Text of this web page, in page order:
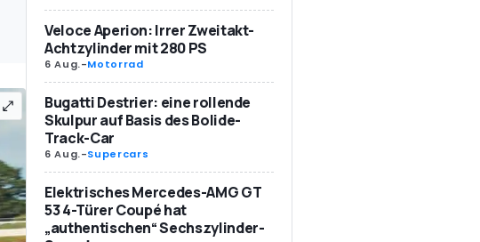
Veloce Aperion: Irrer Zweitakt-
Achtzylinder mit 280 PS
6 Aug.-Motorrad
Bugatti Destrier: eine rollende
Skulpur auf Basis des Bolide-
Track-Car
6 Aug.-Supercars
Elektrisches Mercedes-AMG GT
53 4-Türer Coupé hat
„authentischen“ Sechszylinder-